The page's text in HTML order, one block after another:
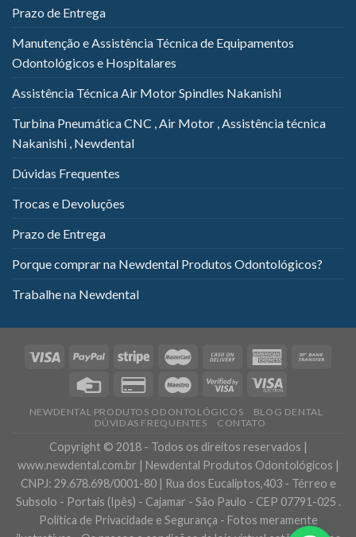
Prazo de Entrega
Manutenção e Assistência Técnica de Equipamentos
Odontológicos e Hospitalares
Assistência Técnica Air Motor Spindles Nakanishi
Turbina Pneumática CNC , Air Motor , Assistência técnica
Nakanishi , Newdental
Dúvidas Frequentes
Trocas e Devoluções
Prazo de Entrega
Porque comprar na Newdental Produtos Odontológicos?
Trabalhe na Newdental
NEWDENTAL PRODUTOS ODONTOLÓGICOS
BLOG DENTAL
DÚVIDAS FREQUENTES
CONTATO
Copyright © 2018 - Todos os direitos reservados |
www.newdental.com.br | Newdental Produtos Odontológicos |
CNPJ: 29.678.698/0001-80 | Rua dos Eucaliptos,403 - Térreo e
Subsolo - Portais (Ipês) - Cajamar - São Paulo - CEP 07791-025 .
Política de Privacidade e Segurança - Fotos meramente